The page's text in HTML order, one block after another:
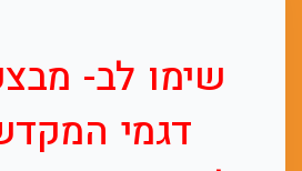
שימו לב-
דגמי